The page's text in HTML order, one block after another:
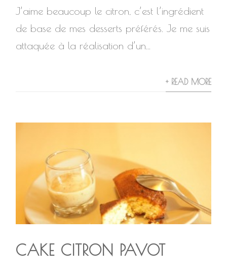
J’aime beaucoup le citron, c’est l’ingrédient
de base de mes desserts préférés. Je me suis
attaquée à la réalisation d’un...
+ READ MORE
CAKE CITRON PAVOT